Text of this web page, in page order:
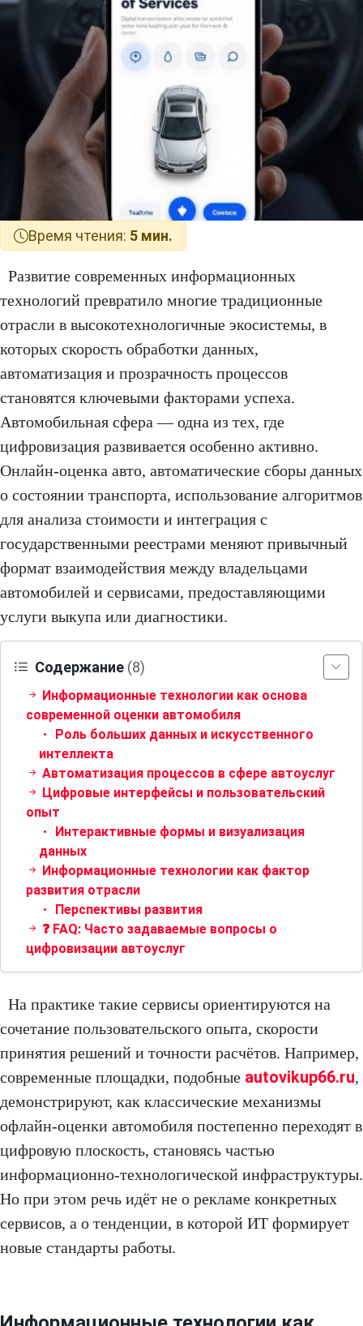
Время чтения: 5 мин.
Развитие современных информационных
технологий превратило многие традиционные
отрасли в высокотехнологичные экосистемы, в
которых скорость обработки данных,
автоматизация и прозрачность процессов
становятся ключевыми факторами успеха.
Автомобильная сфера — одна из тех, где
цифровизация развивается особенно активно.
Онлайн-оценка авто, автоматические сборы данных
о состоянии транспорта, использование алгоритмов
для анализа стоимости и интеграция с
государственными реестрами меняют привычный
формат взаимодействия между владельцами
автомобилей и сервисами, предоставляющими
услуги выкупа или диагностики.
Содержание (8)
Информационные технологии как основа
современной оценки автомобиля
Роль больших данных и искусственного
интеллекта
Автоматизация процессов в сфере автоуслуг
Цифровые интерфейсы и пользовательский
опыт
Интерактивные формы и визуализация
данных
Информационные технологии как фактор
развития отрасли
Перспективы развития
❓ FAQ: Часто задаваемые вопросы о
цифровизации автоуслуг
На практике такие сервисы ориентируются на
сочетание пользовательского опыта, скорости
принятия решений и точности расчётов. Например,
современные площадки, подобные autovikup66.ru,
демонстрируют, как классические механизмы
офлайн-оценки автомобиля постепенно переходят в
цифровую плоскость, становясь частью
информационно-технологической инфраструктуры.
Но при этом речь идёт не о рекламе конкретных
сервисов, а о тенденции, в которой ИТ формирует
новые стандарты работы.